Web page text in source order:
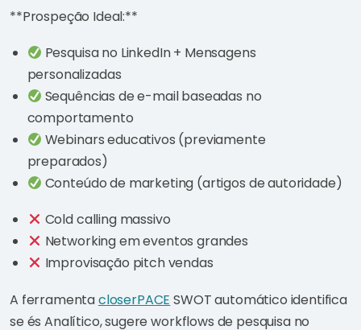
**Prospeção Ideal:**
Pesquisa no LinkedIn + Mensagens
personalizadas
Sequências de e-mail baseadas no
comportamento
Webinars educativos (previamente
preparados)
Conteúdo de marketing (artigos de autoridade)
Cold calling massivo
Networking em eventos grandes
Improvisação pitch vendas
A ferramentacloserPACE SWOT automático identifica
se és Analítico, sugere workflows de pesquisa no